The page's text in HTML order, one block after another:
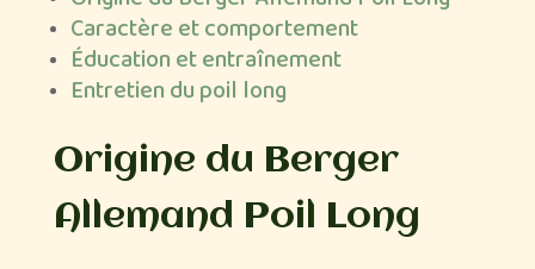
Caractère et comportement
Éducation et entraînement
Entretien du poil long
Origine du Berger
Allemand Poil Long